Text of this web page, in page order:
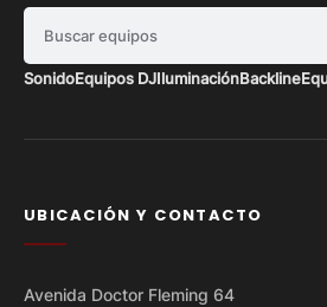
SonidoEquipos DJIluminaciónBackline
UBICACIÓN Y CONTACTO
Avenida Doctor Fleming 64